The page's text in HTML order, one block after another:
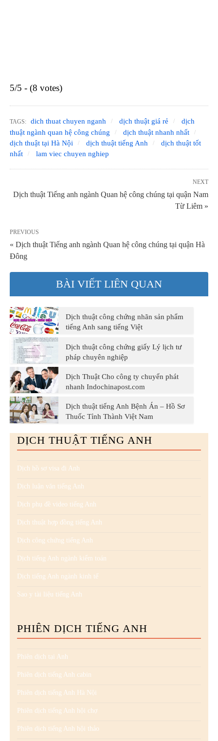
5/5 - (8 votes)
TAGS: dich thuat chuyen nganh dịch thuật giá rẻ
dịch
thuật ngành quan hệ công chúng
dịch thuật nhanh nhất
dịch thuật tại Hà Nội
dịch thuật tiếng Anh
dịch thuật tốt
nhất
lam viec chuyen nghiep
NEXT
Dịch thuật Tiếng anh ngành Quan hệ công chúng tại quận Nam
Từ Liêm »
PREVIOUS
« Dịch thuật Tiếng anh ngành Quan hệ công chúng tại quận Hà
Đông
BÀI VIẾT LIÊN QUAN
Dịch thuật công chứng nhãn sản phẩm
tiếng Anh sang tiếng Việt
Dịch thuật công chứng giấy Lý lịch tư
pháp chuyên nghiệp
Dịch Thuật Cho công ty chuyển phát
nhanh Indochinapost.com
Dịch thuật tiếng Anh Bệnh Án – Hồ Sơ
Thuốc Tỉnh Thành Việt Nam
DỊCH THUẬT TIẾNG ANH
Dịch hồ sơ visa đi Anh
Dịch luận văn tiếng Anh
Dịch phụ đề video tiếng Anh
Dịch thuật hợp đồng tiếng Anh
Dịch công chứng tiếng Anh
Dịch tiếng Anh ngành kiểm toán
Dịch tiếng Anh ngành kinh tế
Sao y tài liệu tiếng Anh
PHIÊN DỊCH TIẾNG ANH
Phiên dịch tại Anh
Phiên dịch tiếng Anh cabin
Phiên dịch tiếng Anh Hà Nội
Phiên dịch tiếng Anh hội chợ
Phiên dịch tiếng Anh hội thảo